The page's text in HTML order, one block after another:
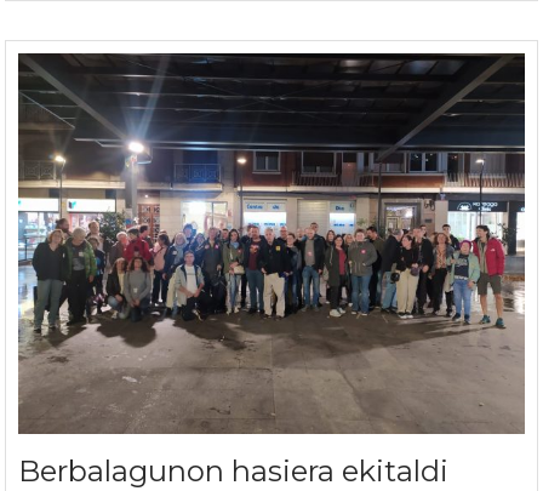
Berbalagunon hasiera ekitaldi